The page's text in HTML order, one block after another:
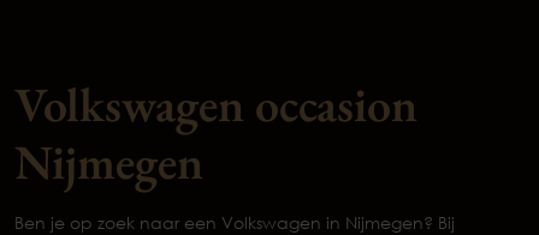
Volkswagen occasion
Nijmegen
Ben je op zoek naar een Volkswagen in Nijmegen? Bij